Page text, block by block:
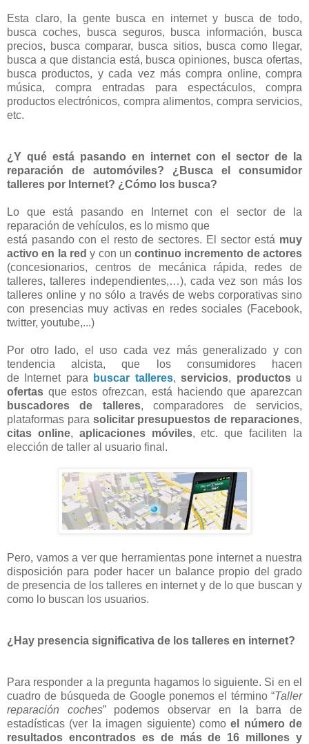
Esta claro, la gente busca en internet y busca de todo,
busca coches, busca seguros, busca información, busca
precios, busca comparar, busca sitios, busca como llegar,
busca a que distancia está, busca opiniones, busca ofertas,
busca productos, y cada vez más compra online, compra
música, compra entradas para espectáculos, compra
productos electrónicos, compra alimentos, compra servicios,
etc.
¿Y qué está pasando en internet con el sector de la
reparación de automóviles? ¿Busca el consumidor
talleres por Internet? ¿Cómo los busca?
Lo que está pasando en Internet con el sector de la
reparación de vehículos, es lo mismo que
está pasando con el resto de sectores. El sector está muy
activo en la red y con uncontinuo incremento de actores
(concesionarios, centros de mecánica rápida, redes de
talleres, talleres independientes,…), cada vez son más los
talleres online y no sólo a través de webs corporativas sino
con presencias muy activas en redes sociales (Facebook,
twitter, youtube,...)
Por otro lado, el uso cada vez más generalizado y con
tendencia alcista, que los consumidores hacen
de Internet para
buscar talleres,servicios, productosu
ofertas que estos ofrezcan, está haciendo que aparezcan
buscadores de talleres, comparadores de servicios,
plataformas para solicitar presupuestos de reparaciones,
citas online, aplicaciones móviles, etc. que faciliten la
elección de taller al usuario final.
Pero, vamos a ver que herramientas pone internet a nuestra
disposición para poder hacer un balance propio del grado
de presencia de los talleres en internet y de lo que buscan y
como lo buscan los usuarios.
¿Hay presencia significativa de los talleres en internet?
Para responder a la pregunta hagamos lo siguiente. Si en el
cuadro de búsqueda de Google ponemos el término “Taller
reparación coches” podemos observar en la barra de
estadísticas (ver la imagen siguiente) comoel número de
resultados encontrados es de más de 16 millones y